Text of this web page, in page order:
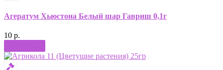
Агератум Хьюстона Белый шар Гавриш 0,1г
10 р.